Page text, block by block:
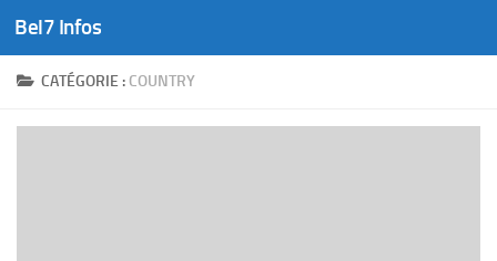
Skip to content
Bel7 Infos
CATÉGORIE : COUNTRY